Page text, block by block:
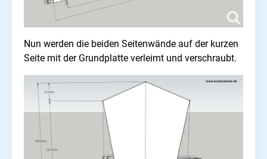
Nun werden die beiden Seitenwände auf der kurzen
Seite mit der Grundplatte verleimt und verschraubt.